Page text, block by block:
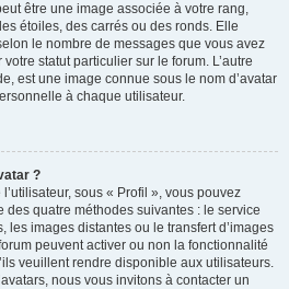
être une image associée à votre rang,
étoiles, des carrés ou des ronds. Elle
le nombre de messages que vous avez
statut particulier sur le forum. L’autre
est une image connue sous le nom d’avatar
à chaque utilisateur.
?
sous « Profil », vous pouvez
quatre méthodes suivantes : le service
les images distantes ou le transfert d’images
peuvent activer ou non la fonctionnalité
veuillent rendre disponible aux utilisateurs.
nous vous invitons à contacter un